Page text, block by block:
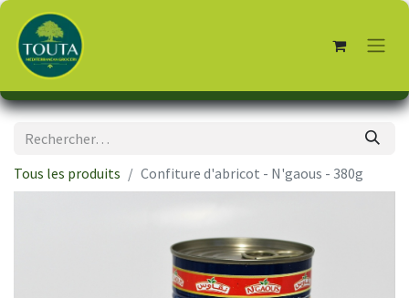
Tous les produits Confiture d'abricot - N'gaous - 380g